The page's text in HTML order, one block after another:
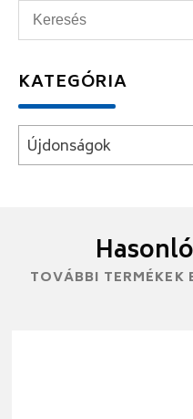
KATEGÓRIA
Újdonságok
TOVÁBBI TERMÉKEK